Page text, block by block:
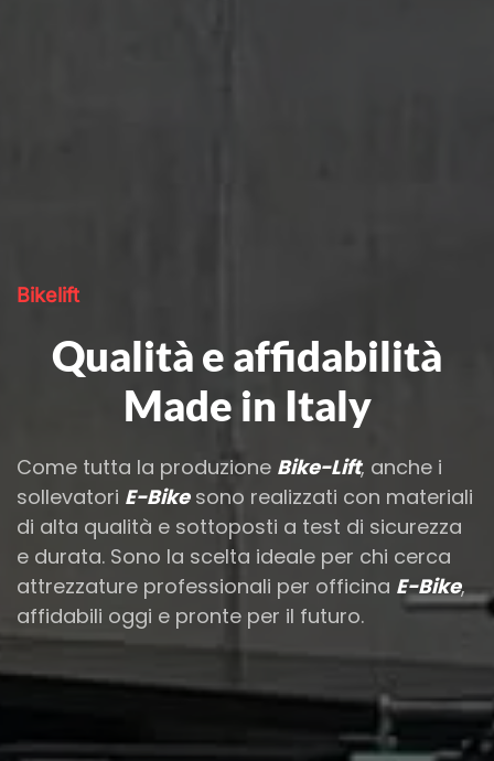
Bikelift
Qualità e affidabilità
Made in Italy
Come tutta la produzione Bike-Lift, anche i
sollevatori E-Bikesono realizzati con materiali
di alta qualità e sottoposti a test di sicurezza
e durata. Sono la scelta ideale per chi cerca
attrezzature professionali per officina E-Bike,
affidabili oggi e pronte per il futuro.